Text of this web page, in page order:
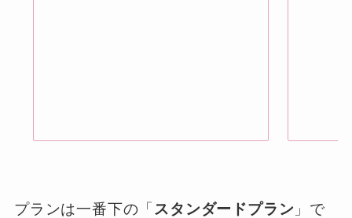
プランは一番下の「 スタンダードプラン 」で